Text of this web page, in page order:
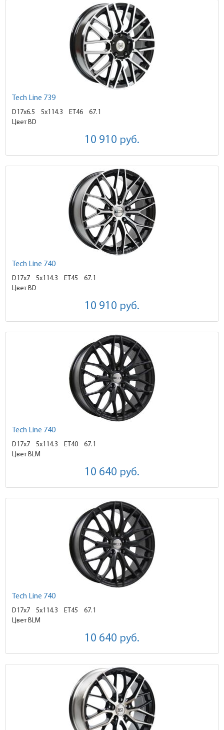
Tech Line 739
D17x6.5 5x114.3 ET46
67.1
Цвет BD
10 910 руб.
Tech Line 740
D17x7 5x114.3 ET45
67.1
Цвет BD
10 910 руб.
Tech Line 740
D17x7 5x114.3 ET40
67.1
Цвет BLM
10 640 руб.
Tech Line 740
D17x7 5x114.3 ET45
67.1
Цвет BLM
10 640 руб.